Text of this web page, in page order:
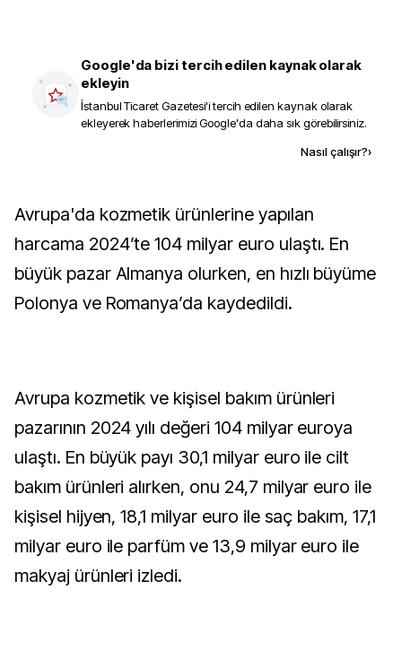
Google'da bizi tercih edilen kaynak olarak
ekleyin
İstanbul Ticaret Gazetesi'i tercih edilen kaynak olarak
ekleyerek haberlerimizi Google'da daha sık görebilirsiniz.
Nasıl çalışır?›
Avrupa'da kozmetik ürünlerine yapılan
harcama 2024’te 104 milyar euro ulaştı. En
büyük pazar Almanya olurken, en hızlı büyüme
Polonya ve Romanya’da kaydedildi.
Avrupa kozmetik ve kişisel bakım ürünleri
pazarının 2024 yılı değeri 104 milyar euroya
ulaştı. En büyük payı 30,1 milyar euro ile cilt
bakım ürünleri alırken, onu 24,7 milyar euro ile
kişisel hijyen, 18,1 milyar euro ile saç bakım, 17,1
milyar euro ile parfüm ve 13,9 milyar euro ile
makyaj ürünleri izledi.